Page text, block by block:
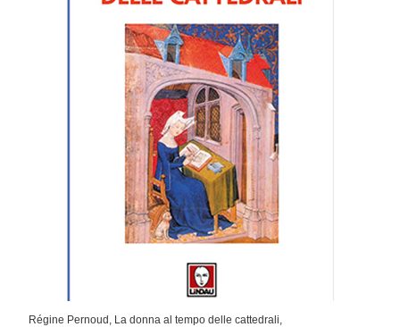
Régine Pernoud, La donna al tempo delle cattedrali,